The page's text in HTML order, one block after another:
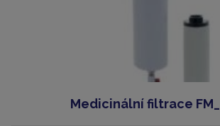
Medicinální filtrace